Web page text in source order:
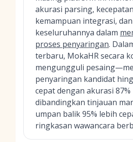
akurasi parsing,
kemampuan integrasi,
keseluruhannya dalam
proses penyaringan.
terbaru, MokaHR secara
mengungguli
penyaringan kandidat
cepat dengan akurasi 87%
dibandingkan tinjauan
umpan balik 95% lebih
ringkasan wawancara